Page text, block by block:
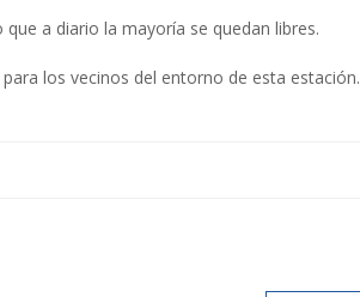
a diario la mayoría se quedan libres.
los vecinos del entorno de esta estación.